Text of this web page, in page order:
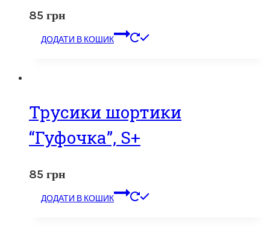
85 грн
ДОДАТИ В КОШИК
Трусики шортики
“Гуфочка”, S+
85 грн
ДОДАТИ В КОШИК